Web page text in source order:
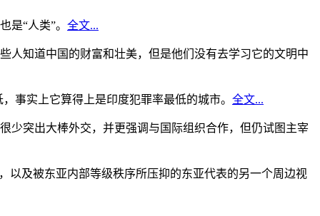
是“人类”。 全文...
人知道中国的财富和壮美，但是他们没有去学习它的文明中
事实上它算得上是印度犯罪率最低的城市。 全文...
少突出大棒外交，并更强调与国际组织合作，但仍试图主宰
以及被东亚内部等级秩序所压抑的东亚代表的另一个周边视